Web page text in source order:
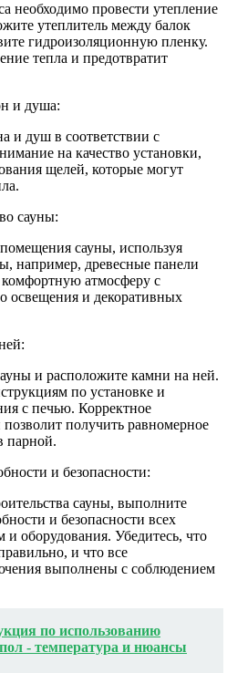
необходимо провести утепление
утеплитель между балок
гидроизоляционную пленку.
тепла и предотвратит
и душа:
и душ в соответствии с
на качество установки,
щелей, которые могут
сауны:
сауны, используя
например, древесные панели
атмосферу с
освещения и декоративных
и расположите камни на ней.
по установке и
с печью. Корректное
получить равномерное
парной.
и безопасности:
сауны, выполните
и безопасности всех
и оборудования. Убедитесь, что
и что все
выполнены с соблюдением
по использованию
- температура и нюансы